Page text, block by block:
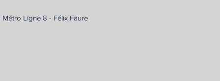
Métro Ligne 8 - Félix Faure